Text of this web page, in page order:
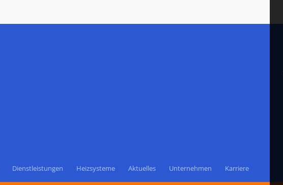
Dienstleistungen Heizsysteme Aktuelles Unternehmen Karriere